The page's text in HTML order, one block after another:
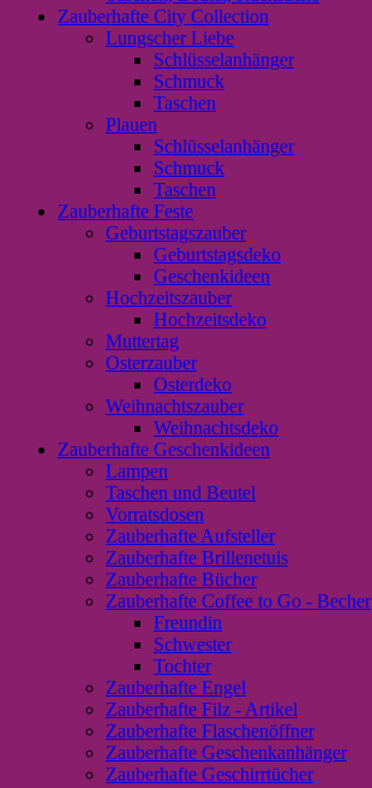
Zauberhafte City Collection
Lungscher Liebe
Schlüsselanhänger
Schmuck
Taschen
Plauen
Schlüsselanhänger
Schmuck
Taschen
Zauberhafte Feste
Geburtstagszauber
Geburtstagsdeko
Geschenkideen
Hochzeitszauber
Hochzeitsdeko
Muttertag
Osterzauber
Osterdeko
Weihnachtszauber
Weihnachtsdeko
Zauberhafte Geschenkideen
Lampen
Taschen und Beutel
Vorratsdosen
Zauberhafte Aufsteller
Zauberhafte Brillenetuis
Zauberhafte Bücher
Zauberhafte Coffee to Go - Becher
Freundin
Schwester
Tochter
Zauberhafte Engel
Zauberhafte Filz - Artikel
Zauberhafte Flaschenöffner
Zauberhafte Geschenkanhänger
Zauberhafte Geschirrtücher